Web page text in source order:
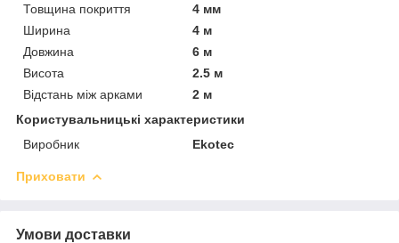
Товщина покриття
4 мм
Ширина
4 м
Довжина
6 м
Висота
2.5 м
Відстань між арками
2 м
Користувальницькі характеристики
Виробник
Ekotec
Приховати
Умови доставки